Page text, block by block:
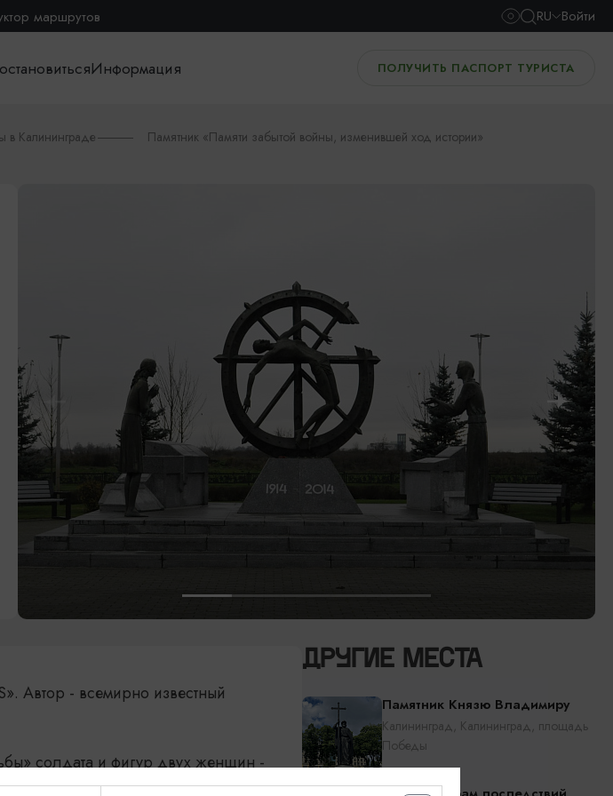
маршрутов RU Войти
Информация ПОЛУЧИТЬ ПАСПОРТ ТУРИСТА
в Калининграде Памятник «Памяти забытой войны, изменившей ход истории»
Автор - всемирно известный
солдата и фигур двух женщин -
Рядом с памятником
ДРУГИЕ МЕСТА
Памятник Князю Владимиру
Калининград, Калининград, площадь
Победы